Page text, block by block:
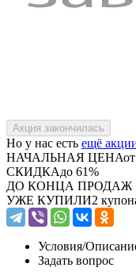
Но у нас есть ещё
НАЧАЛЬНАЯ ЦЕНА
СКИДКАдо 61%
ДО КОНЦА ПРОДАЖ
УЖЕ КУПИЛИ2
Условия/
Задать вопрос